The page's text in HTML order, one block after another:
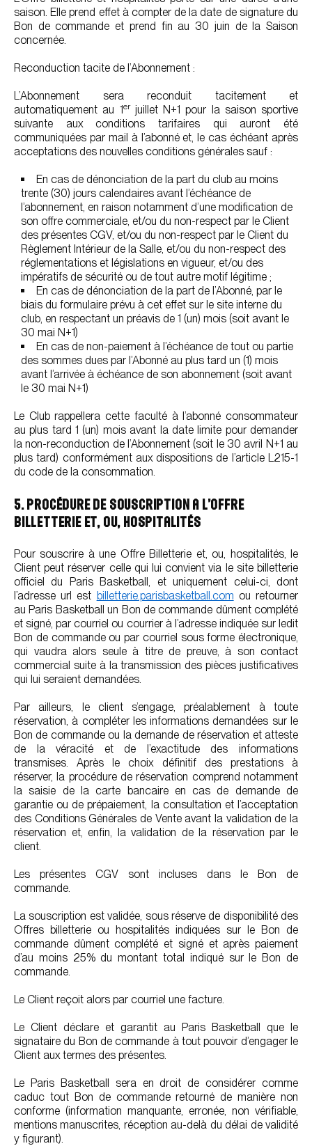
saison. Elle prend effet à compter de la date de signature du
Bon de commande et prend fin au 30 juin de la Saison
concernée.
Reconduction tacite de l’Abonnement :
L’Abonnement sera reconduit tacitement et
automatiquement au 1erjuillet N+1 pour la saison sportive
suivante aux conditions tarifaires qui auront été
communiquées par mail à l’abonné et, le cas échéant après
acceptations des nouvelles conditions générales sauf :
En cas de dénonciation de la part du club au moins
trente (30) jours calendaires avant l’échéance de
l’abonnement, en raison notamment d’une modification de
son offre commerciale, et/ou du non-respect par le Client
des présentes CGV, et/ou du non-respect par le Client du
Règlement Intérieur de la Salle, et/ou du non-respect des
réglementations et législations en vigueur, et/ou des
impératifs de sécurité ou de tout autre motif légitime ;
En cas de dénonciation de la part de l’Abonné, par le
biais du formulaire prévu à cet effet sur le site interne du
club, en respectant un préavis de 1 (un) mois (soit avant le
30 mai N+1)
En cas de non-paiement à l’échéance de tout ou partie
des sommes dues par l’Abonné au plus tard un (1) mois
avant l’arrivée à échéance de son abonnement (soit avant
le 30 mai N+1)
Le Club rappellera cette faculté à l’abonné consommateur
au plus tard 1 (un) mois avant la date limite pour demander
la non-reconduction de l’Abonnement (soit le 30 avril N+1 au
plus tard) conformément aux dispositions de l’article L215-1
du code de la consommation.
5. PROCÉDURE DE SOUSCRIPTION A L’OFFRE
BILLETTERIE ET, OU, HOSPITALITÉS
Pour souscrire à une Offre Billetterie et, ou, hospitalités, le
Client peut réserver celle qui lui convient via le site billetterie
officiel du Paris Basketball, et uniquement celui-ci, dont
l’adresse url est billetterie.parisbasketball.com ou retourner
au Paris Basketball un Bon de commande dûment complété
et signé, par courriel ou courrier à l’adresse indiquée sur ledit
Bon de commande ou par courriel sous forme électronique,
qui vaudra alors seule à titre de preuve, à son contact
commercial suite à la transmission des pièces justificatives
qui lui seraient demandées.
Par ailleurs, le client s’engage, préalablement à toute
réservation, à compléter les informations demandées sur le
Bon de commande ou la demande de réservation et atteste
de la véracité et de l’exactitude des informations
transmises. Après le choix définitif des prestations à
réserver, la procédure de réservation comprend notamment
la saisie de la carte bancaire en cas de demande de
garantie ou de prépaiement, la consultation et l’acceptation
des Conditions Générales de Vente avant la validation de la
réservation et, enfin, la validation de la réservation par le
client.
Les présentes CGV sont incluses dans le Bon de
commande.
La souscription est validée, sous réserve de disponibilité des
Offres billetterie ou hospitalités indiquées sur le Bon de
commande dûment complété et signé et après paiement
d’au moins 25% du montant total indiqué sur le Bon de
commande.
Le Client reçoit alors par courriel une facture.
Le Client déclare et garantit au Paris Basketball que le
signataire du Bon de commande à tout pouvoir d’engager le
Client aux termes des présentes.
Le Paris Basketball sera en droit de considérer comme
caduc tout Bon de commande retourné de manière non
conforme (information manquante, erronée, non vérifiable,
mentions manuscrites, réception au-delà du délai de validité
y figurant).